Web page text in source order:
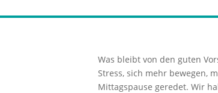
Was bleibt von den guten
Stress, sich mehr bewegen,
Mittagspause geredet. Wir